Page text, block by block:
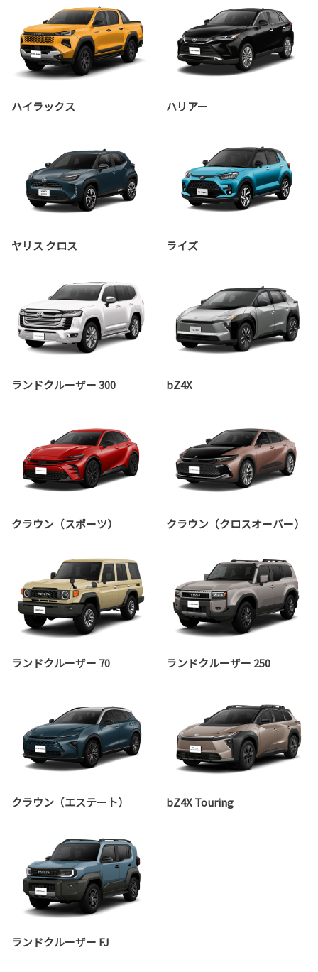
ハイラックス ハリアー
ヤリス クロス ライズ
ランドクルーザー 300 bZ4X
クラウン（スポーツ） クラウン（クロスオーバー）
ランドクルーザー 70 ランドクルーザー 250
クラウン（エステート） bZ4X Touring
ランドクルーザー FJ